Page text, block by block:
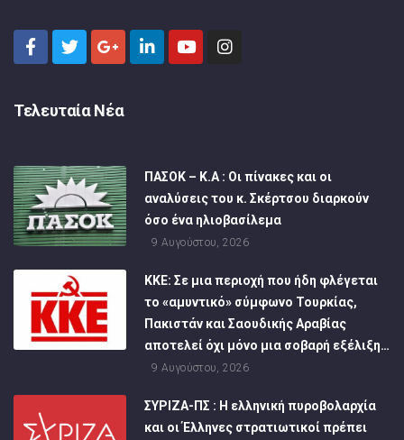
Τελευταία Νέα
ΠΑΣΟΚ – Κ.Α : Οι πίνακες και οι
αναλύσεις του κ. Σκέρτσου διαρκούν
όσο ένα ηλιοβασίλεμα
9 Αυγούστου, 2026
ΚΚΕ: Σε μια περιοχή που ήδη φλέγεται
το «αμυντικό» σύμφωνο Τουρκίας,
Πακιστάν και Σαουδικής Αραβίας
αποτελεί όχι μόνο μια σοβαρή εξέλιξη…
9 Αυγούστου, 2026
ΣΥΡΙΖΑ-ΠΣ : Η ελληνική πυροβολαρχία
και οι Έλληνες στρατιωτικοί πρέπει